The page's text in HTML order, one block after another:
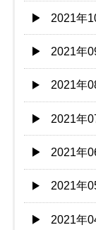
2021年
2021年
2021年
2021年
2021年
2021年
2021年